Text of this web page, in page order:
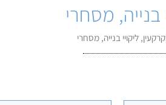
בנייה, מסחרי
ליקויי בנייה, מסחרי